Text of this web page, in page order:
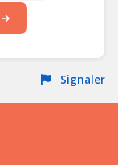
Signaler